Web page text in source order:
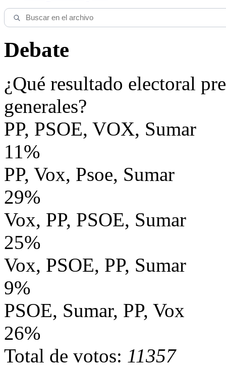
Debate
¿Qué resultado electoral
generales?
PP, PSOE, VOX, Sumar
11%
PP, Vox, Psoe, Sumar
29%
Vox, PP, PSOE, Sumar
25%
Vox, PSOE, PP, Sumar
9%
PSOE, Sumar, PP, Vox
26%
Total de votos: 11357